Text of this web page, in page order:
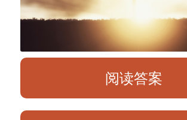
阅读答案